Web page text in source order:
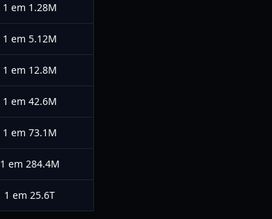
1 em 1.28M
1 em 5.12M
1 em 12.8M
1 em 42.6M
1 em 73.1M
1 em 284.4M
1 em 25.6T